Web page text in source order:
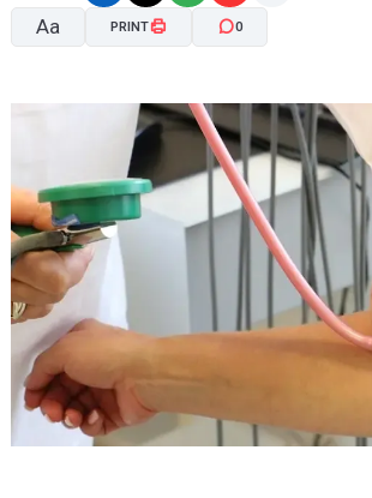
Aa
A- A+
PRINT 0